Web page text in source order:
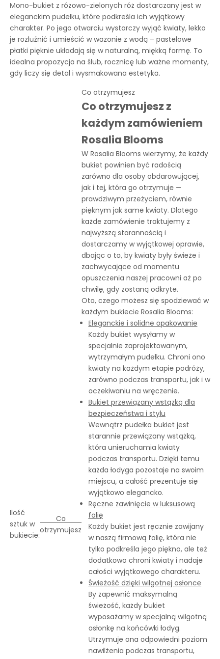
Mono-bukiet z różowo-zielonych róż dostarczany jest w
eleganckim pudełku, które podkreśla ich wyjątkowy
charakter. Po jego otwarciu wystarczy wyjąć kwiaty, lekko
je rozluźnić i umieścić w wazonie z wodą – pastelowe
płatki pięknie układają się w naturalną, miękką formę. To
idealna propozycja na ślub, rocznicę lub ważne momenty,
gdy liczy się detal i wysmakowana estetyka.
Ilość
sztuk w
bukiecie:
Co
otrzymujesz
Co otrzymujesz
Co otrzymujesz z
każdym zamówieniem
Rosalia Blooms
W Rosalia Blooms wierzymy, że każdy
bukiet powinien być radością
zarówno dla osoby obdarowującej,
jak i tej, która go otrzymuje —
prawdziwym przeżyciem, równie
pięknym jak same kwiaty. Dlatego
każde zamówienie traktujemy z
najwyższą starannością i
dostarczamy w wyjątkowej oprawie,
dbając o to, by kwiaty były świeże i
zachwycające od momentu
opuszczenia naszej pracowni aż po
chwilę, gdy zostaną odkryte.
Oto, czego możesz się spodziewać w
każdym bukiecie Rosalia Blooms:
Eleganckie i solidne opakowanie
Każdy bukiet wysyłamy w
specjalnie zaprojektowanym,
wytrzymałym pudełku. Chroni ono
kwiaty na każdym etapie podróży,
zarówno podczas transportu, jak i w
oczekiwaniu na wręczenie.
Bukiet przewiązany wstążką dla
bezpieczeństwa i stylu
Wewnątrz pudełka bukiet jest
starannie przewiązany wstążką,
która unieruchamia kwiaty
podczas transportu. Dzięki temu
każda łodyga pozostaje na swoim
miejscu, a całość prezentuje się
wyjątkowo elegancko.
Ręczne zawinięcie w luksusową
folię
Każdy bukiet jest ręcznie zawijany
w naszą firmową folię, która nie
tylko podkreśla jego piękno, ale też
dodatkowo chroni kwiaty i nadaje
całości wyjątkowego charakteru.
Świeżość dzięki wilgotnej osłonce
By zapewnić maksymalną
świeżość, każdy bukiet
wyposażamy w specjalną wilgotną
osłonkę na końcówki łodyg.
Utrzymuje ona odpowiedni poziom
nawilżenia podczas transportu,